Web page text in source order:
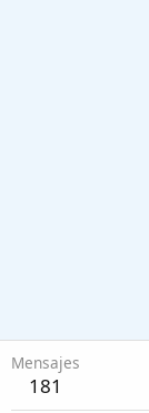
Mensajes
181